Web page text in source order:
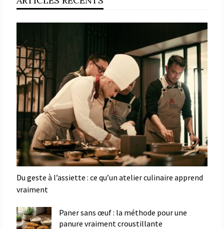
Du geste à l’assiette : ce qu’un atelier culinaire apprend
vraiment
Paner sans œuf : la méthode pour une
panure vraiment croustillante